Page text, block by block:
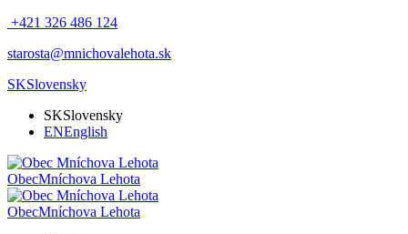
+421 326 486 124
starosta@mnichovalehota.sk
SKSlovensky
SKSlovensky
ENEnglish
ObecMníchova Lehota
ObecMníchova Lehota